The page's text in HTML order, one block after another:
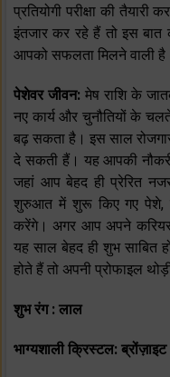
प्रतियोगी परीक्षा की
इंतजार कर रहे हैं तो इस
आपको सफलता मिलने वाली
पेशेवर जीवन: मेष राशि के
नए कार्य और चुनौतियों के
बढ़ सकता है। इस साल
दे सकती हैं। यह आपकी
जहां आप बेहद ही प्रेरित
शुरुआत में शुरू किए गए पेशे,
करेंगे। अगर आप अपने करियर
यह साल बेहद ही शुभ साबित
होते हैं तो अपनी प्रोफाइल
शुभ रंग : लाल
भाग्यशाली क्रिस्टल: ब्रोंज़ाइट